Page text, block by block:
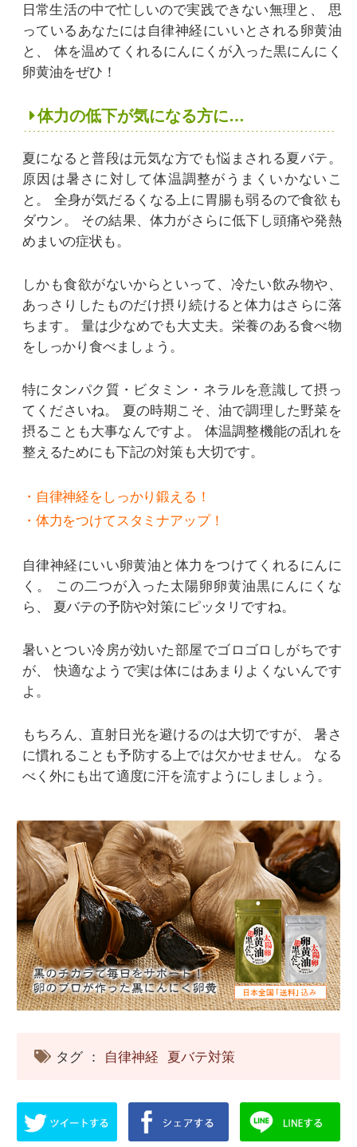
日常生活の中で忙しいので実践できない無理と、
思
っているあなたには自律神経にいいとされる卵黄油
と、
体を温めてくれるにんにくが入った黒にんにく
卵黄油をぜひ！
体力の低下が気になる方に…
夏になると普段は元気な方でも悩まされる夏バテ。
原因は暑さに対して体温調整がうまくいかないこ
と。
全身が気だるくなる上に胃腸も弱るので食欲も
ダウン。
その結果、体力がさらに低下し頭痛や発熱
めまいの症状も。
しかも食欲がないからといって、冷たい飲み物や、
あっさりしたものだけ摂り続けると体力はさらに落
ちます。
量は少なめでも大丈夫。栄養のある食べ物
をしっかり食べましょう。
特にタンパク質・ビタミン・ネラルを意識して摂っ
てくださいね。
夏の時期こそ、油で調理した野菜を
摂ることも大事なんですよ。
体温調整機能の乱れを
整えるためにも下記の対策も大切です。
・自律神経をしっかり鍛える！
・体力をつけてスタミナアップ！
自律神経にいい卵黄油と体力をつけてくれるにんに
く。
この二つが入った太陽卵卵黄油黒にんにくな
ら、
夏バテの予防や対策にピッタリですね。
暑いとつい冷房が効いた部屋でゴロゴロしがちです
が、
快適なようで実は体にはあまりよくないんです
よ。
もちろん、直射日光を避けるのは大切ですが、
暑さ
に慣れることも予防する上では欠かせません。
なる
べく外にも出て適度に汗を流すようにしましょう。
タグ ： 自律神経 夏バテ対策